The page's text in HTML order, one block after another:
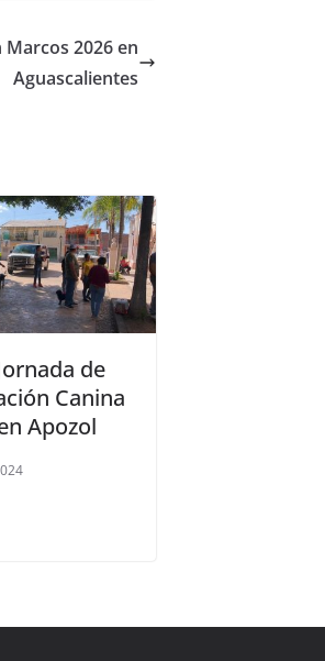
2026 en
Aguascalientes
de
Canina
Apozol